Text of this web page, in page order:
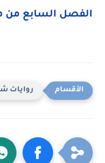
الفصل السابع من
روايات